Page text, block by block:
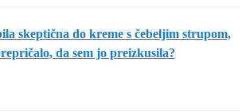
skeptična do kreme s čebeljim strupom,
da sem jo preizkusila?